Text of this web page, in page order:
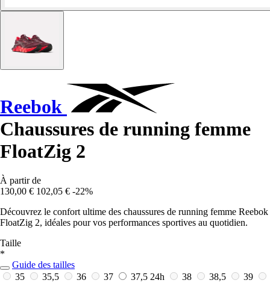
Reebok
Chaussures de running femme
FloatZig 2
À partir de
130,00 € 102,05 € -22%
Découvrez le confort ultime des chaussures de running femme Reebok
FloatZig 2, idéales pour vos performances sportives au quotidien.
Taille
*
Guide des tailles
35
35,5 36 37 37,5 24h 38 38,5
39